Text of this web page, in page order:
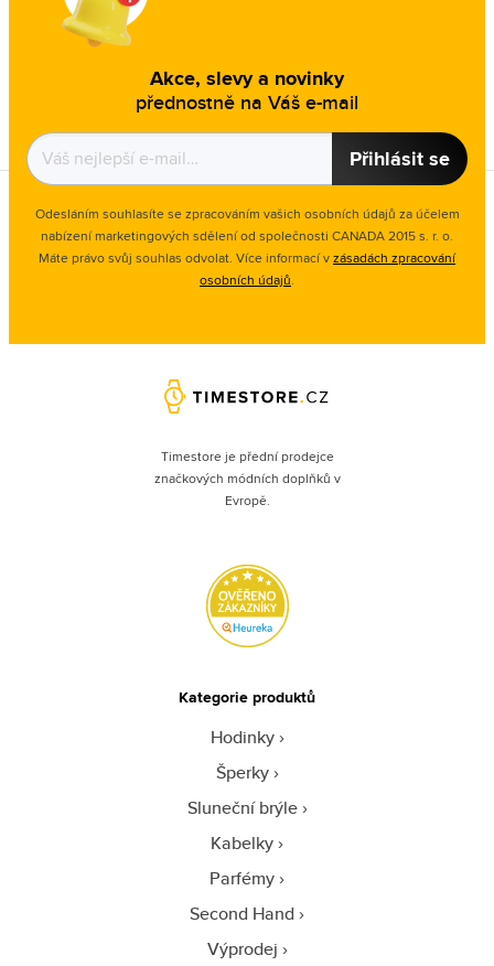
Akce, slevy a novinky
přednostně na Váš e-mail
Přihlásit se
Odesláním souhlasíte se zpracováním vašich osobních údajů za účelem
nabízení marketingových sdělení od společnosti CANADA 2015 s. r. o.
Máte právo svůj souhlas odvolat. Více informací vzásadách zpracování
osobních údajů.
Timestore je přední prodejce
značkových módních doplňků v
Evropě.
Kategorie produktů
Hodinky
Šperky
Sluneční brýle
Kabelky
Parfémy
Second Hand
Výprodej